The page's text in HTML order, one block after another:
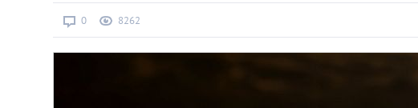
Алматы
0 8262